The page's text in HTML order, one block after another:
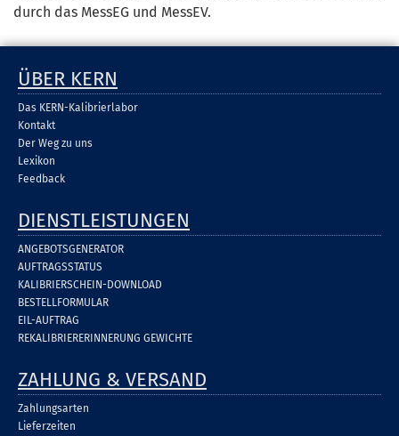
durch das MessEG und MessEV.
ÜBER KERN
Das KERN-Kalibrierlabor
Kontakt
Der Weg zu uns
Lexikon
Feedback
DIENSTLEISTUNGEN
ANGEBOTSGENERATOR
AUFTRAGSSTATUS
KALIBRIERSCHEIN-DOWNLOAD
BESTELLFORMULAR
EIL-AUFTRAG
REKALIBRIERERINNERUNG GEWICHTE
ZAHLUNG & VERSAND
Zahlungsarten
Lieferzeiten